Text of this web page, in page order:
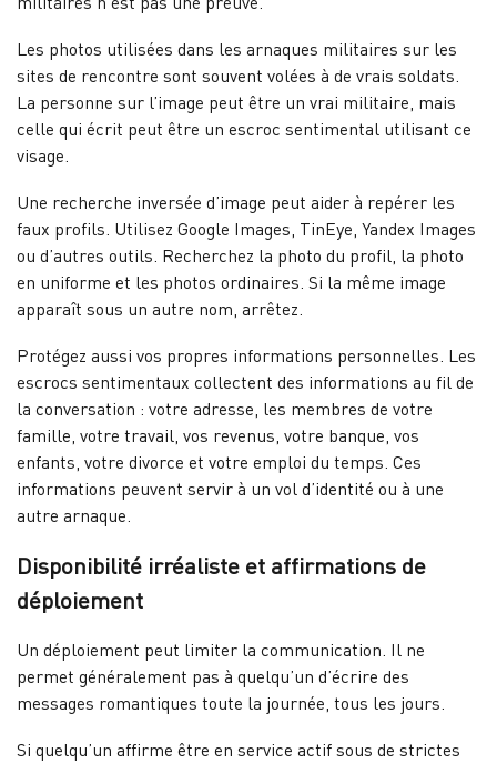
Les photos utilisées dans les arnaques militaires sur les
sites de rencontre sont souvent volées à de vrais soldats.
La personne sur l’image peut être un vrai militaire, mais
celle qui écrit peut être un escroc sentimental utilisant ce
visage.
Une recherche inversée d’image peut aider à repérer les
faux profils. Utilisez Google Images, TinEye, Yandex Images
ou d’autres outils. Recherchez la photo du profil, la photo
en uniforme et les photos ordinaires. Si la même image
apparaît sous un autre nom, arrêtez.
Protégez aussi vos propres informations personnelles. Les
escrocs sentimentaux collectent des informations au fil de
la conversation : votre adresse, les membres de votre
famille, votre travail, vos revenus, votre banque, vos
enfants, votre divorce et votre emploi du temps. Ces
informations peuvent servir à un vol d’identité ou à une
autre arnaque.
Disponibilité irréaliste et affirmations de
déploiement
Un déploiement peut limiter la communication. Il ne
permet généralement pas à quelqu’un d’écrire des
messages romantiques toute la journée, tous les jours.
Si quelqu’un affirme être en service actif sous de strictes